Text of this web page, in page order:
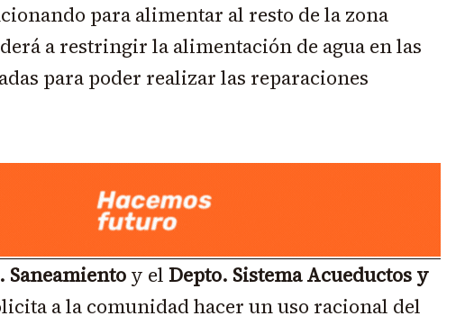
para alimentar al resto de la zona
a restringir la alimentación de agua en las
para poder realizar las reparaciones
Saneamiento y el Depto. Sistema Acueductos y
a la comunidad hacer un uso racional del